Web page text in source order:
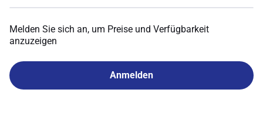
Melden Sie sich an, um Preise und Verfügbarkeit
anzuzeigen
Anmelden